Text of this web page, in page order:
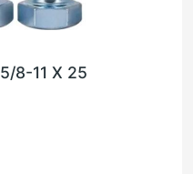
PERNO HEX UNC-2 ZINC 5/8-11 X 25